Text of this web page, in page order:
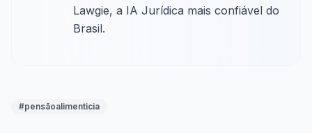
Lawgie, a IA Jurídica mais confiável do
Brasil.
#pensãoalimenticia